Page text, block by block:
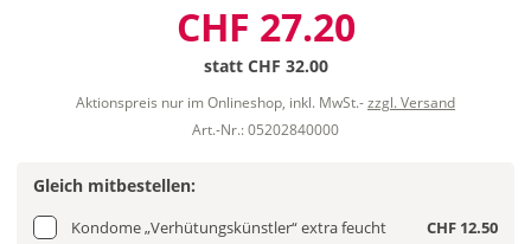
CHF 27.20
statt CHF 32.00
Aktionspreis nur im Onlineshop, inkl. MwSt.-zzgl. Versand
Art.-Nr.: 05202840000
Gleich mitbestellen:
Kondome „Verhütungskünstler“ extra feucht CHF 12.50